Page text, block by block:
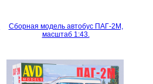
Сборная модель автобус ПАГ-2М,
масштаб 1:43.